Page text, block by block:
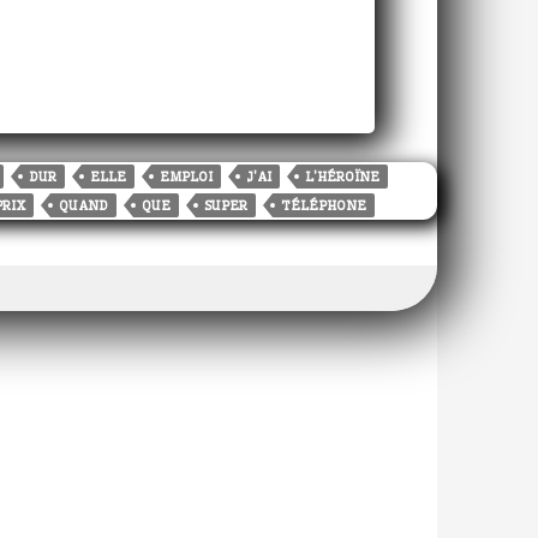
DUR ELLE EMPLOI J'AI
L'HÉROÏNE
QUAND QUE SUPER TÉLÉPHONE